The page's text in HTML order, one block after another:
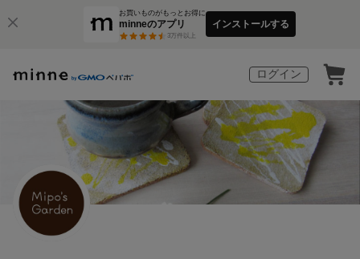
お買いものがもっとお得に
minneのアプリ
3万件以上
インストールする
ログイン